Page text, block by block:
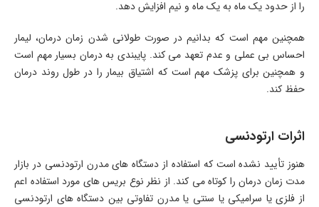
را از حدود یک ماه به یک ماه و نیم افزایش دهد.
همچنین مهم است که بدانیم در صورت طولانی شدن زمان درمان، لیمار
احساس بی عملی و عدم تعهد می کند. پایبندی به درمان بسیار مهم است
و همچنین برای پزشک مهم است که اشتیاق بیمار را در طول روند درمان
حفظ کند.
اثرات ارتودنسی
هنوز تأیید نشده است که استفاده از دستگاه های مدرن ارتودنسی در بازار
مدت زمان درمان را کوتاه می کند. از نظر نوع بریس های مورد استفاده اعم
از فلزی یا سرامیکی یا سنتی یا مدرن تفاوتی بین دستگاه های ارتودنسی